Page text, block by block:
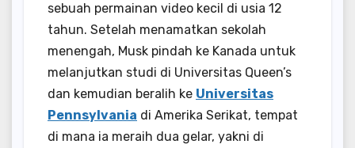
sebuah permainan video kecil di usia 12
tahun. Setelah menamatkan sekolah
menengah, Musk pindah ke Kanada untuk
melanjutkan studi di Universitas Queen’s
dan kemudian beralih ke Universitas
Pennsylvania di Amerika Serikat, tempat
di mana ia meraih dua gelar, yakni di